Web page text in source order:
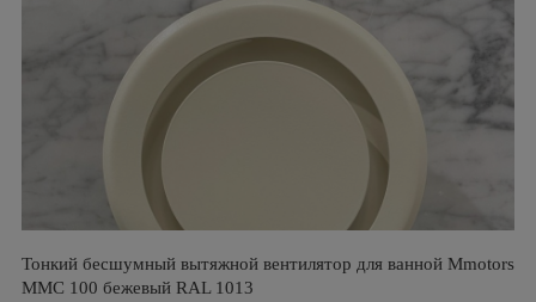
Тонкий бесшумный вытяжной вентилятор для ванной Mmotors
ММC 100 бежевый RAL 1013